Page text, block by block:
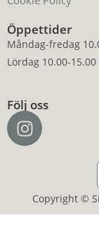
Öppettider
Måndag-fredag
Lördag 10.00-15.00
Följ oss
Copyright ©